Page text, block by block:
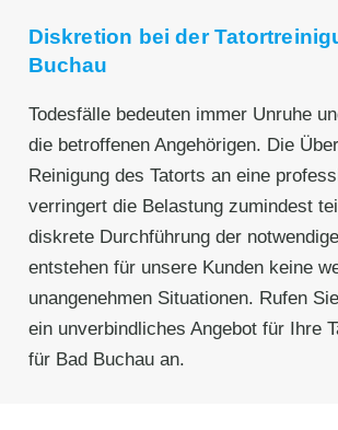
Diskretion bei der
Buchau
Todesfälle bedeuten immer Unruhe
die betroffenen Angehörigen. Die
Reinigung des Tatorts an eine
verringert die Belastung zumindest
diskrete Durchführung der
entstehen für unsere Kunden keine
unangenehmen Situationen. Rufen
ein unverbindliches Angebot für Ihre
für Bad Buchau an.